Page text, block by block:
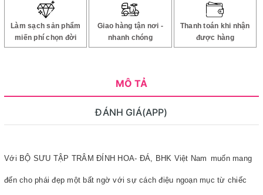
Làm sạch sản phẩm
miến phí chọn đời
Giao hàng tận nơi -
nhanh chóng
Thanh toán khi nhận
được hàng
MÔ TẢ
ĐÁNH GIÁ(APP)
Với BỘ SƯU TẬP TRÂM ĐÍNH HOA- ĐÁ, BHK Việt Nam muốn mang
đến cho phái đẹp một bất ngờ với sự cách điệu ngoạn mục từ chiếc